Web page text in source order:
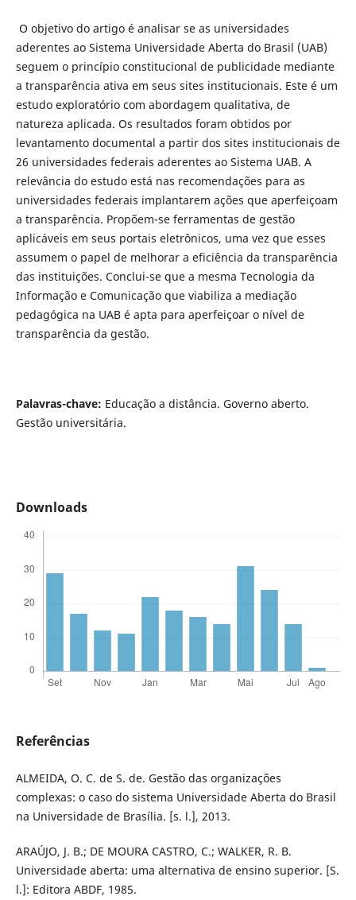
O objetivo do artigo é analisar se as universidades
aderentes ao Sistema Universidade Aberta do Brasil (UAB)
seguem o princípio constitucional de publicidade mediante
a transparência ativa em seus sites institucionais. Este é um
estudo exploratório com abordagem qualitativa, de
natureza aplicada. Os resultados foram obtidos por
levantamento documental a partir dos sites institucionais de
26 universidades federais aderentes ao Sistema UAB. A
relevância do estudo está nas recomendações para as
universidades federais implantarem ações que aperfeiçoam
a transparência. Propõem-se ferramentas de gestão
aplicáveis em seus portais eletrônicos, uma vez que esses
assumem o papel de melhorar a eficiência da transparência
das instituições. Conclui-se que a mesma Tecnologia da
Informação e Comunicação que viabiliza a mediação
pedagógica na UAB é apta para aperfeiçoar o nível de
transparência da gestão.
Palavras-chave: Educação a distância. Governo aberto.
Gestão universitária.
Downloads
Referências
ALMEIDA, O. C. de S. de. Gestão das organizações
complexas: o caso do sistema Universidade Aberta do Brasil
na Universidade de Brasília. [s. l.], 2013.
ARAÚJO, J. B.; DE MOURA CASTRO, C.; WALKER, R. B.
Universidade aberta: uma alternativa de ensino superior. [S.
l.]: Editora ABDF, 1985.